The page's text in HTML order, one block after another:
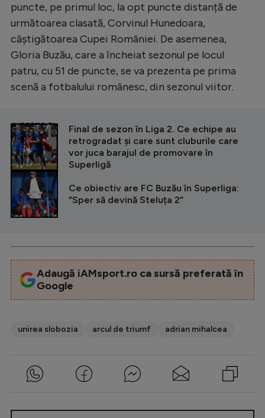
puncte, pe primul loc, la opt puncte distanță de
următoarea clasată, Corvinul Hunedoara,
câștigătoarea Cupei României. De asemenea,
Gloria Buzău, care a încheiat sezonul pe locul
patru, cu 51 de puncte, se va prezenta pe prima
scenă a fotbalului românesc, din sezonul viitor.
CITEȘTE ȘI
Final de sezon în Liga 2. Ce echipe au
retrogradat și care sunt cluburile care
vor juca barajul de promovare în
Superligă
Ce obiectiv are FC Buzău în Superliga:
”Sper să devină Steluța 2”
Adaugă iAMsport.ro ca sursă preferată în
Google
unirea slobozia arcul de triumf adrian mihalcea